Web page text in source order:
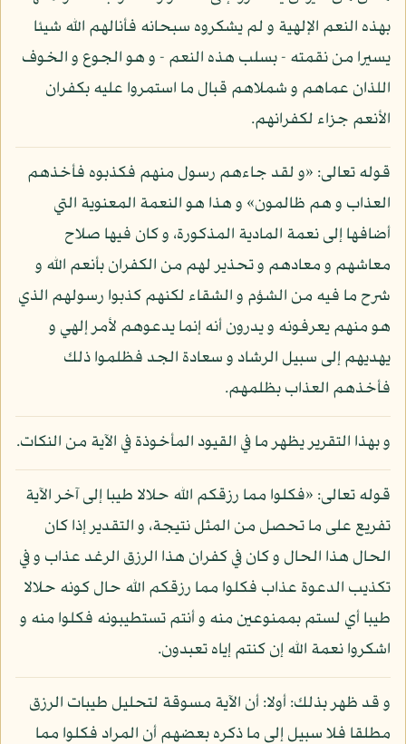
بهذه النعم الإلهية و لم يشكروه سبحانه فأنالهم الله شيئا
يسيرا من نقمته - بسلب هذه النعم - و هو الجوع و الخوف
اللذان عماهم و شملاهم قبال ما استمروا عليه بكفران
الأنعم جزاء لكفرانهم.
قوله تعالى: «و لقد جاءهم رسول منهم فكذبوه فأخذهم
العذاب و هم ظالمون» و هذا هو النعمة المعنوية التي
أضافها إلى نعمة المادية المذكورة، و كان فيها صلاح
معاشهم و معادهم و تحذير لهم من الكفران بأنعم الله و
شرح ما فيه من الشؤم و الشقاء لكنهم كذبوا رسولهم الذي
هو منهم يعرفونه و يدرون أنه إنما يدعوهم لأمر إلهي و
يهديهم إلى سبيل الرشاد و سعادة الجد فظلموا ذلك
فأخذهم العذاب بظلمهم.
و بهذا التقرير يظهر ما في القيود المأخوذة في الآية من النكات.
قوله تعالى: «فكلوا مما رزقكم الله حلالا طيبا إلى آخر الآية
تفريع على ما تحصل من المثل نتيجة، و التقدير إذا كان
الحال هذا الحال و كان في كفران هذا الرزق الرغد عذاب و في
تكذيب الدعوة عذاب فكلوا مما رزقكم الله حال كونه حلالا
طيبا أي لستم بممنوعين منه و أنتم تستطيبونه فكلوا منه و
اشكروا نعمة الله إن كنتم إياه تعبدون.
و قد ظهر بذلك: أولا: أن الآية مسوقة لتحليل طيبات الرزق
مطلقا فلا سبيل إلى ما ذكره بعضهم أن المراد فكلوا مما